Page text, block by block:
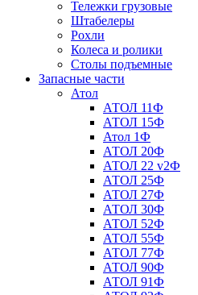
Тележки грузовые
Штабелеры
Рохли
Колеса и ролики
Столы подъемные
Запасные части
Атол
АТОЛ 11Ф
АТОЛ 15Ф
Атол 1Ф
АТОЛ 20Ф
АТОЛ 22 v2Ф
АТОЛ 25Ф
АТОЛ 27Ф
АТОЛ 30Ф
АТОЛ 52Ф
АТОЛ 55Ф
АТОЛ 77Ф
АТОЛ 90Ф
АТОЛ 91Ф